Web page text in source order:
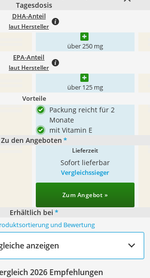
Tagesdosis
DHA-Anteil
laut Hersteller
über 250 mg
EPA-Anteil
laut Hersteller
über 125 mg
Vorteile
Packung reicht für 2
Monate
mit Vitamin E
Zu den Angeboten *
Lieferzeit
Sofort lieferbar
Vergleichssieger
Zum Angebot »
Erhältlich bei *
und Bewertung
anzeigen
2026 Empfehlungen